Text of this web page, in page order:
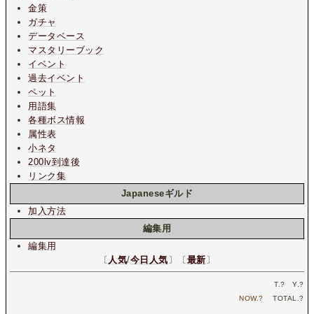
金策
ガチャ
データベース
マスタリーブック
イベント
過去イベント
ペット
用語集
各種ボス情報
属性表
小ネタ
200lv到達後
リンク集
Japaneseギルド
加入方法
編集用
編集用
〔 人気/今日人気〕〔最新〕
T.? Y.?
NOW.? TOTAL.?